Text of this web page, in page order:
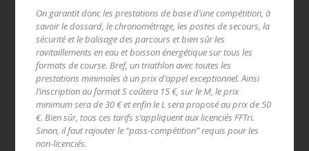
On garantit donc les prestations de base d’une compétition, à
savoir le dossard, le chronométrage, les postes de secours, la
sécurité et le balisage des parcours et bien sûr les
ravitaillements en eau et boisson énergétique sur tous les
formats de course. Bref, un triathlon avec toutes les
prestations minimales à un prix d’appel exceptionnel. Ainsi
l’inscription au format S coûtera 15 €, sur le M, le prix
minimum sera de 30 € et enfin le L sera proposé au prix de 50
€. Bien sûr, tous ces tarifs s’appliquent aux licenciés FFTri.
Sinon, il faut rajouter le “pass-compétition” requis pour les
non-licenciés.